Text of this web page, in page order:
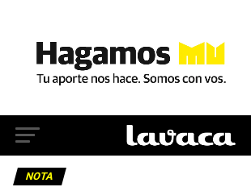
NOTA